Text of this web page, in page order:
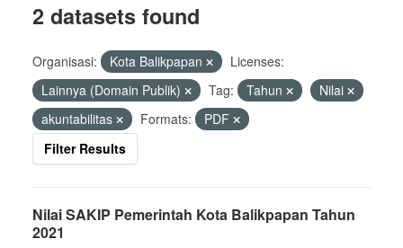
2 datasets found
Organisasi: Kota Balikpapan
Licenses:
Lainnya (Domain Publik)
Tag: Tahun
Nilai
akuntabilitas
Formats:
PDF
Filter Results
Nilai SAKIP Pemerintah Kota Balikpapan Tahun
2021